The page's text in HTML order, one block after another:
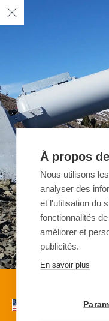
À propos
Nous utilisons
analyser des
et l'utilisation du
fonctionnalités
améliorer et
publicités.
En savoir plus